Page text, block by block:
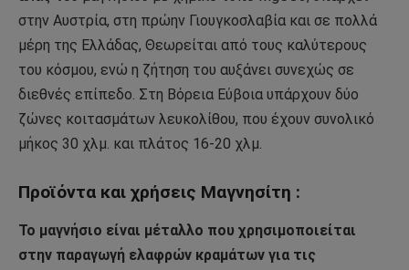
στην Αυστρία, στη πρώην Γιουγκοσλαβία και σε πολλά
μέρη της Ελλάδας, Θεωρείται από τους καλύτερους
του κόσμου, ενώ η ζήτηση του αυξάνει συνεχώς σε
διεθνές επίπεδο. Στη Βόρεια Εύβοια υπάρχουν δύο
ζώνες κοιτασμάτων λευκολίθου, που έχουν συνολικό
μήκος 30 χλμ. και πλάτος 16-20 χλμ.
Προϊόντα και χρήσεις Μαγνησίτη :
Το μαγνήσιο είναι μέταλλο που χρησιμοποιείται
στην παραγωγή ελαφρών κραμάτων για τις